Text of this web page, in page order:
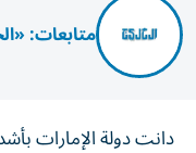
متابعات:
دانت دولة الإمارات